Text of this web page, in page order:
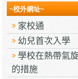
~校外網址~
家校通
幼兒首次入學
學校在熱帶氣
的措施